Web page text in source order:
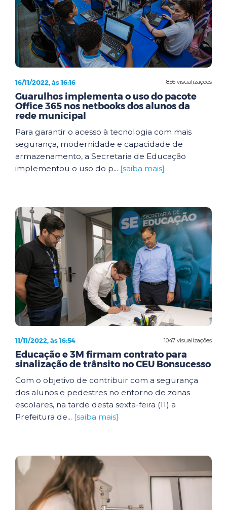
856 visualizações
16/11/2022, às 16:16
Guarulhos implementa o uso do pacote
Office 365 nos netbooks dos alunos da
rede municipal
Para garantir o acesso à tecnologia com mais
segurança, modernidade e capacidade de
armazenamento, a Secretaria de Educação
implementou o uso do p... [saiba mais]
1047 visualizações
11/11/2022, às 16:54
Educação e 3M firmam contrato para
sinalização de trânsito no CEU Bonsucesso
Com o objetivo de contribuir com a segurança
dos alunos e pedestres no entorno de zonas
escolares, na tarde desta sexta-feira (11) a
Prefeitura de... [saiba mais]